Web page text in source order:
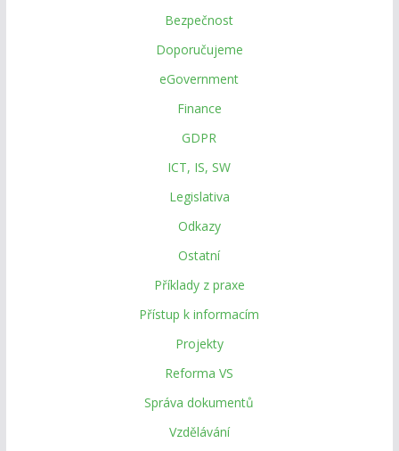
Bezpečnost
Doporučujeme
eGovernment
Finance
GDPR
ICT, IS, SW
Legislativa
Odkazy
Ostatní
Příklady z praxe
Přístup k informacím
Projekty
Reforma VS
Správa dokumentů
Vzdělávání